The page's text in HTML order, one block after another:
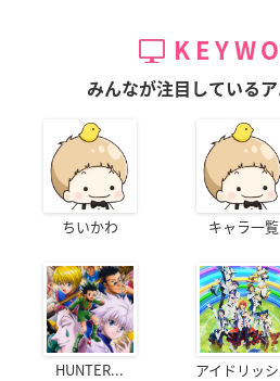
みんなが注目している
ちいかわ キャラ一覧
HUNTER... アイドリッ